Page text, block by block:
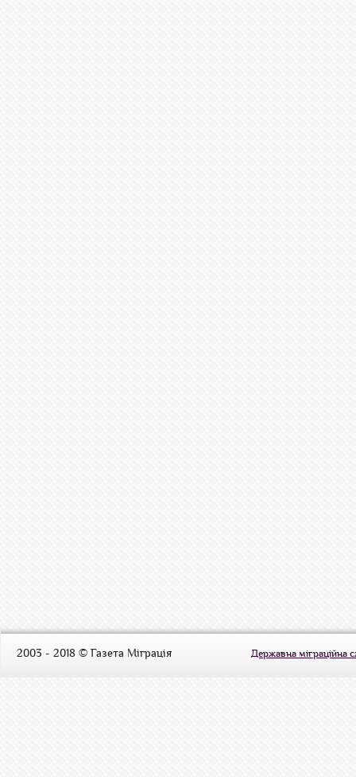
2003 - 2018 © Газета Міграція Державна міграційна